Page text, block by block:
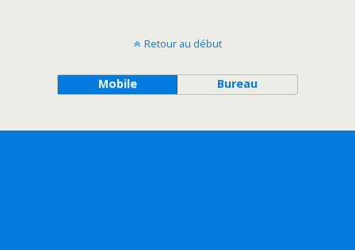
Retour au début
Mobile Bureau